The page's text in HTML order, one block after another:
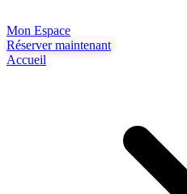
Mon Espace
Réserver maintenant
Accueil